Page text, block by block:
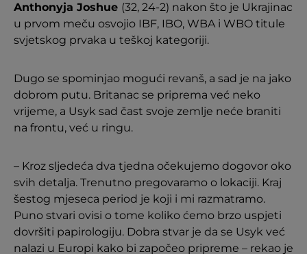
Anthonyja Joshue (32, 24-2) nakon što je Ukrajinac
u prvom meču osvojio IBF, IBO, WBA i WBO titule
svjetskog prvaka u teškoj kategoriji.
Dugo se spominjao mogući revanš, a sad je na jako
dobrom putu. Britanac se priprema već neko
vrijeme, a Usyk sad čast svoje zemlje neće braniti
na frontu, već u ringu.
– Kroz sljedeća dva tjedna očekujemo dogovor oko
svih detalja. Trenutno pregovaramo o lokaciji. Kraj
šestog mjeseca period je koji i mi razmatramo.
Puno stvari ovisi o tome koliko ćemo brzo uspjeti
dovršiti papirologiju. Dobra stvar je da se Usyk već
nalazi u Europi kako bi započeo pripreme – rekao je